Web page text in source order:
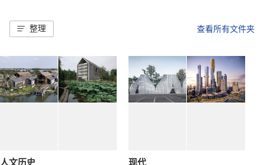
整理 查看所有文件夹
人文历史 现代